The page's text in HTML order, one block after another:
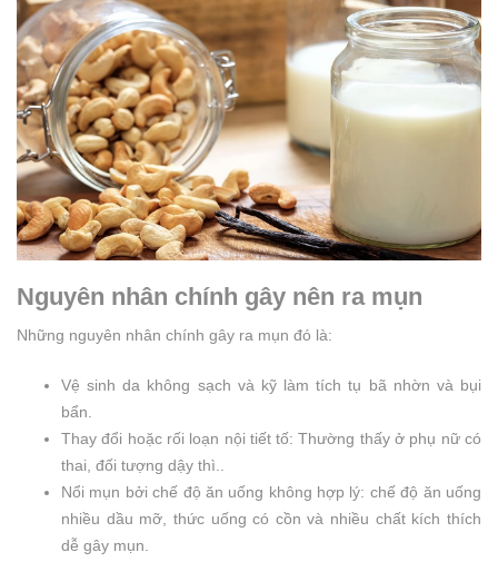
Nguyên nhân chính gây nên ra mụn
Những nguyên nhân chính gây ra mụn đó là:
Vệ sinh da không sạch và kỹ làm tích tụ bã nhờn và bụi
bẩn.
Thay đổi hoặc rối loạn nội tiết tố: Thường thấy ở phụ nữ có
thai, đối tượng dậy thì..
Nổi mụn bởi chế độ ăn uống không hợp lý: chế độ ăn uống
nhiều dầu mỡ, thức uống có cồn và nhiều chất kích thích
dễ gây mụn.